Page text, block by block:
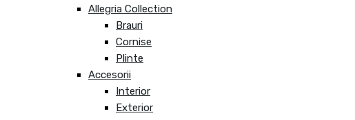
Allegria Collection
Brauri
Cornise
Plinte
Accesorii
Interior
Exterior